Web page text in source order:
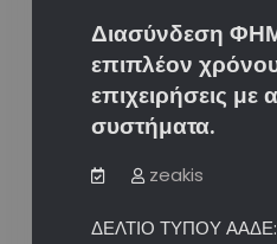
Διασύνδεση
επιπλέον
επιχειρήσεις με
συστήματα.
zeakis
ΔΕΛΤΙΟ ΤΥΠΟΥ ΑΑΔΕ: